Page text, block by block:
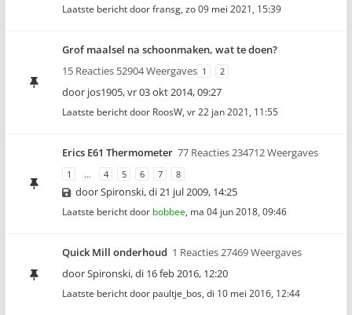
Laatste bericht doorfransg, zo 09 mei 2021, 15:39
Grof maalsel na schoonmaken, wat te doen?
15 Reacties 52904 Weergaves 1 2
door jos1905,vr 03 okt 2014, 09:27
Laatste bericht door RoosW, vr 22 jan 2021, 11:55
Erics E61 Thermometer 77 Reacties 234712 Weergaves
1 … 4 5 6 7 8
doorSpironski,di 21 jul 2009, 14:25
Laatste bericht door bobbee, ma 04 jun 2018, 09:46
Quick Mill onderhoud 1 Reacties 27469 Weergaves
doorSpironski,di 16 feb 2016, 12:20
Laatste bericht door paultje_bos, di 10 mei 2016, 12:44